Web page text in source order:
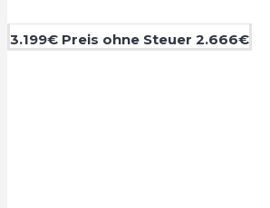
3.199€ Preis ohne Steuer 2.666€